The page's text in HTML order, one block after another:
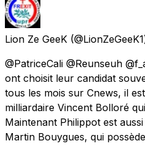
Lion Ze GeeK
@PatriceCali @Reunseuh
ont choisit leur candidat
tous les mois sur Cnews, il
milliardaire Vincent Bolloré
Maintenant Philippot est
Martin Bouygues, qui